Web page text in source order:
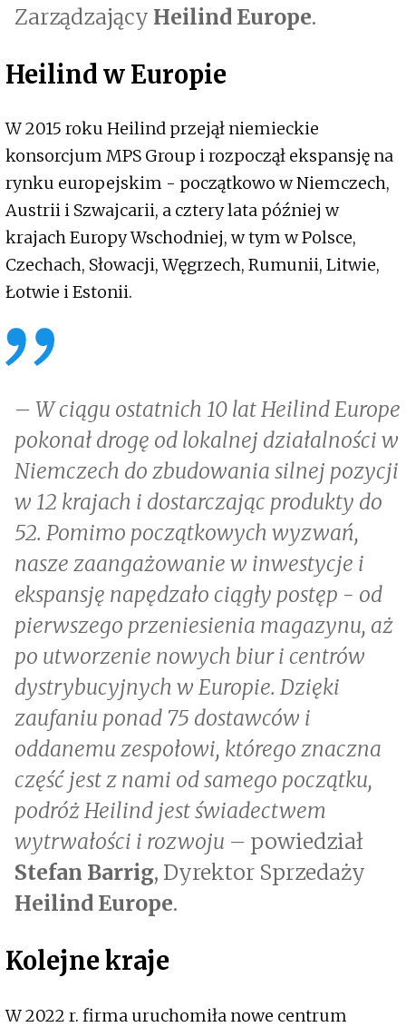
Zarządzający Heilind Europe.
Heilind w Europie
W 2015 roku Heilind przejął niemieckie
konsorcjum MPS Group i rozpoczął ekspansję na
rynku europejskim - początkowo w Niemczech,
Austrii i Szwajcarii, a cztery lata później w
krajach Europy Wschodniej, w tym w Polsce,
Czechach, Słowacji, Węgrzech, Rumunii, Litwie,
Łotwie i Estonii.
– W ciągu ostatnich 10 lat Heilind Europe
pokonał drogę od lokalnej działalności w
Niemczech do zbudowania silnej pozycji
w 12 krajach i dostarczając produkty do
52. Pomimo początkowych wyzwań,
nasze zaangażowanie w inwestycje i
ekspansję napędzało ciągły postęp - od
pierwszego przeniesienia magazynu, aż
po utworzenie nowych biur i centrów
dystrybucyjnych w Europie. Dzięki
zaufaniu ponad 75 dostawców i
oddanemu zespołowi, którego znaczna
część jest z nami od samego początku,
podróż Heilind jest świadectwem
wytrwałości i rozwoju – powiedział
Stefan Barrig, Dyrektor Sprzedaży
Heilind Europe.
Kolejne kraje
W 2022 r. firma uruchomiła nowe centrum